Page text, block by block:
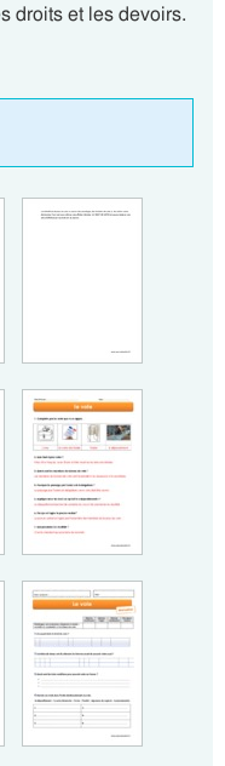
droits et les devoirs.